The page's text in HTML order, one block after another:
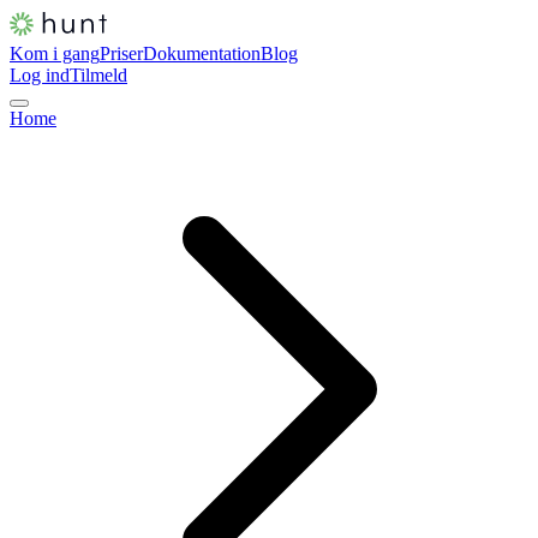
Kom i gangPriserDokumentationBlog
Log indTilmeld
Home